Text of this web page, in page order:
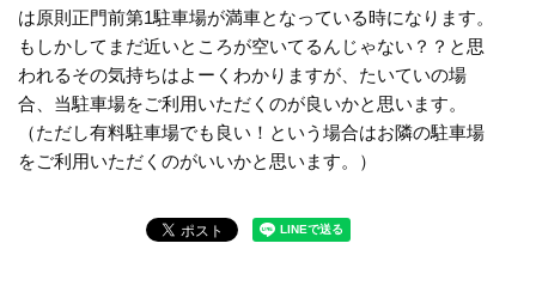
は原則正門前第1駐車場が満車となっている時になります。
もしかしてまだ近いところが空いてるんじゃない？？と思
われるその気持ちはよーくわかりますが、たいていの場
合、当駐車場をご利用いただくのが良いかと思います。
（ただし有料駐車場でも良い！という場合はお隣の駐車場
をご利用いただくのがいいかと思います。）